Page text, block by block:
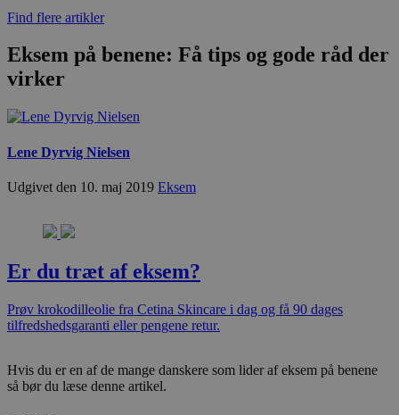
Find flere artikler
Eksem på benene: Få tips og gode råd der
virker
Lene Dyrvig Nielsen
Udgivet den 10. maj 2019 Eksem
Er du træt af eksem?
Prøv krokodilleolie fra Cetina Skincare i dag og få 90 dages
tilfredshedsgaranti eller pengene retur.
Hvis du er en af de mange danskere som lider af eksem på benene
så bør du læse denne artikel.